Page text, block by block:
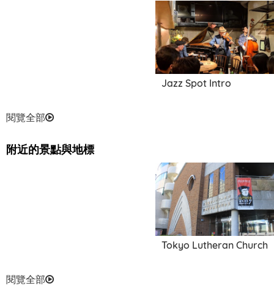
Jazz Spot Intro
閱覽全部
附近的景點與地標
Tokyo Lutheran Church
閱覽全部